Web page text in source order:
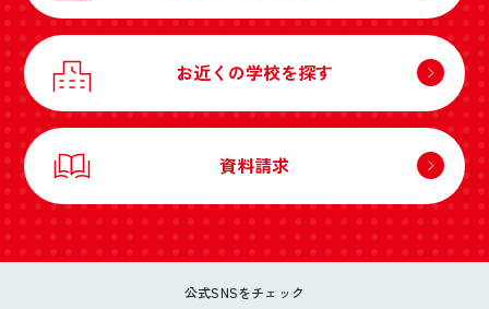
お近くの学校を探す
資料請求
公式SNSをチェック